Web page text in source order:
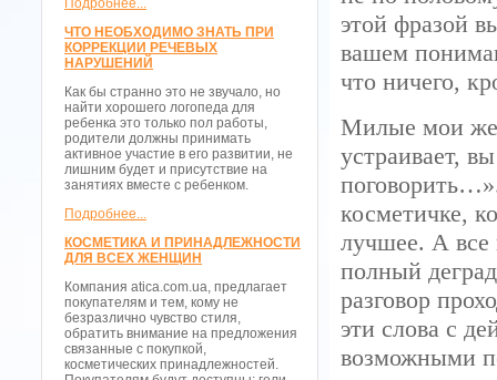
Подробнее...
ЧТО НЕОБХОДИМО ЗНАТЬ ПРИ
КОРРЕКЦИИ РЕЧЕВЫХ
НАРУШЕНИЙ
Как бы странно это не звучало, но
найти хорошего логопеда для
ребенка это только пол работы,
родители должны принимать
активное участие в его развитии, не
лишним будет и присутствие на
занятиях вместе с ребенком.
Подробнее...
КОСМЕТИКА И ПРИНАДЛЕЖНОСТИ
ДЛЯ ВСЕХ ЖЕНЩИН
Компания atica.com.ua, предлагает
покупателям и тем, кому не
безразлично чувство стиля,
обратить внимание на предложения
связанные с покупкой,
косметических принадлежностей.
этой фразой
вашем
что ничего,
Милые мои
устраивает,
косметичке,
лучшее. А все
полный
разговор
эти слова с
возможными